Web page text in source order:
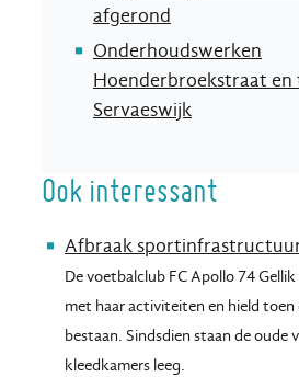
afgerond
Onderhoudswerken
Hoenderbroekstraat en
Servaeswijk
Ook interessant
Afbraak
De voetbalclub FC Apollo 74
met haar activiteiten en hield
bestaan. Sindsdien staan de oude
kleedkamers leeg.